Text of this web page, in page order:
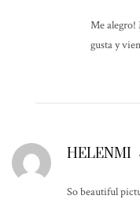
Me alegro!
gusta y
HELENMI
So beautiful